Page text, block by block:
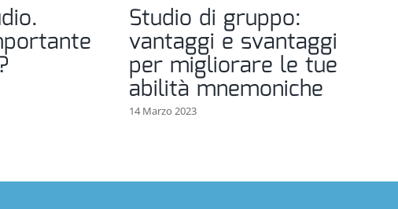
Studio di gruppo:
vantaggi e svantaggi
per migliorare le tue
abilità mnemoniche
14 Marzo 2023